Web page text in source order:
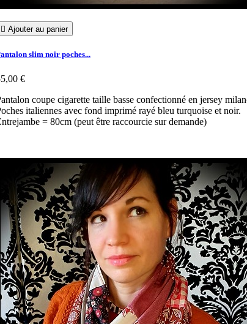
 Ajouter au panier
slim noir poches...
€
coupe cigarette taille basse confectionné en jersey
italiennes avec fond imprimé rayé bleu turquoise et noir.
= 80cm (peut être raccourcie sur demande)